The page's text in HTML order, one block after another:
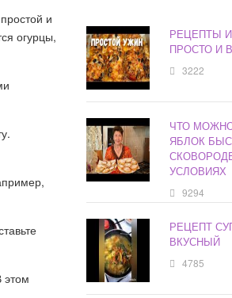
и
огурцы,
этом
РЕЦЕПТЫ
ПРОСТО И
3222
ЧТО
ЯБЛОК
УСЛОВИЯХ
9294
РЕЦЕПТ
ВКУСНЫЙ
4785